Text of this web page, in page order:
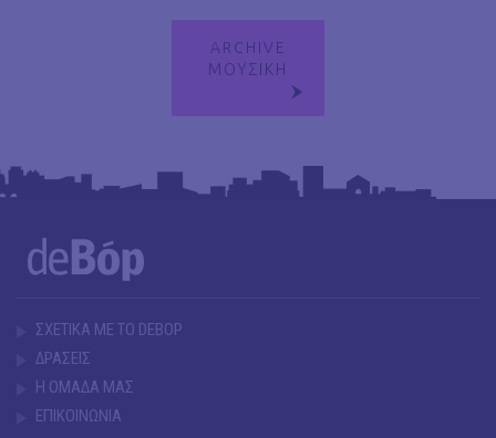
ARCHIVE
ΜΟΥΣΙΚΗ
ΣΧΕΤΙΚΑ ΜΕ ΤΟ DEBOP
ΔΡΑΣΕΙΣ
Η ΟΜΑΔΑ ΜΑΣ
ΕΠΙΚΟΙΝΩΝΙΑ